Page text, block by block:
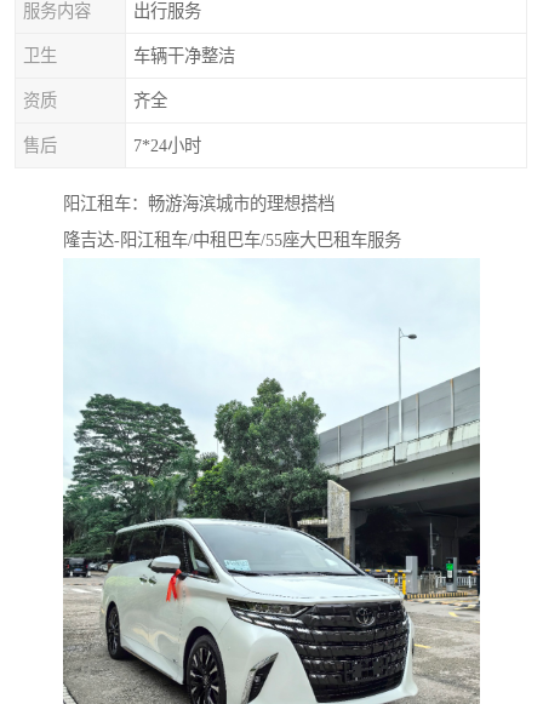
服务内容 出行服务
卫生 车辆干净整洁
资质 齐全
售后 7*24小时
阳江租车：畅游海滨城市的理想搭档
隆吉达-阳江租车/中租巴车/55座大巴租车服务